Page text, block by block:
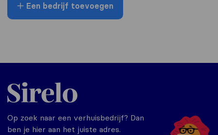
Een bedrijf toevoegen
Sirelo.nl
Op zoek naar een verhuisbedrijf? Dan
ben je hier aan het juiste adres.